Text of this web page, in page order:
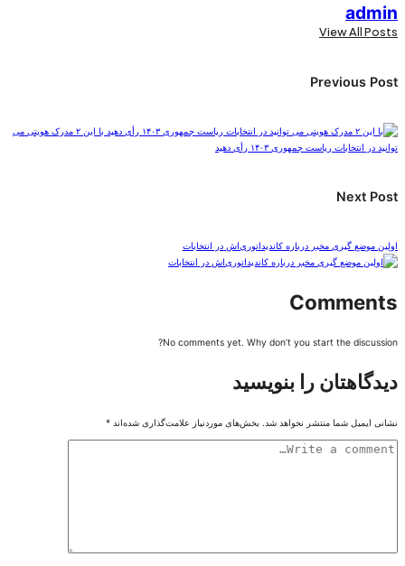
admin
View All Posts
Post
navigation
Previous Post
با این ۲ مدرک هویتی می
توانید در انتخابات ریاست جمهوری ۱۴۰۳ رأی دهید
Next Post
اولین موضع گیری مخبر درباره کاندیداتوری‌اش در انتخابات
Comments
No comments yet. Why don’t you start the discussion?
دیدگاهتان را بنویسید
نشانی ایمیل شما منتشر نخواهد شد. بخش‌های موردنیاز علامت‌گذاری شده‌اند *